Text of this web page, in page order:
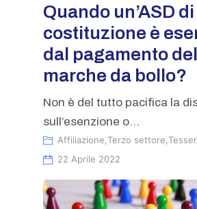
Quando un’ASD
costituzione è
dal pagamento
marche da bollo?
Non è del tutto pacifica la
sull’esenzione o...
Affiliazione Terzo settore
22 Aprile 2022